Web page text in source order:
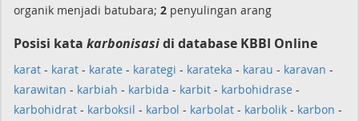
organik menjadi batubara; 2 penyulingan arang
Posisi kata karbonisasidi database KBBI Online
karat - karat - karate - karategi - karateka - karau - karavan -
karawitan - karbiah - karbida - karbit - karbohidrase -
karbohidrat - karboksil - karbol - karbolat - karbolik - karbon -